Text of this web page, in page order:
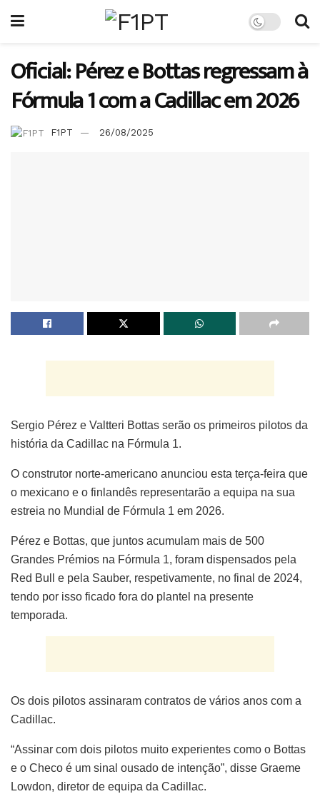
Oficial: Pérez e Bottas regressam à
Fórmula 1 com a Cadillac em 2026
F1PT 26/08/2025
Sergio Pérez e Valtteri Bottas serão os primeiros pilotos da
história da Cadillac na Fórmula 1.
O construtor norte-americano anunciou esta terça-feira que
o mexicano e o finlandês representarão a equipa na sua
estreia no Mundial de Fórmula 1 em 2026.
Pérez e Bottas, que juntos acumulam mais de 500
Grandes Prémios na Fórmula 1, foram dispensados pela
Red Bull e pela Sauber, respetivamente, no final de 2024,
tendo por isso ficado fora do plantel na presente
temporada.
Os dois pilotos assinaram contratos de vários anos com a
Cadillac.
“Assinar com dois pilotos muito experientes como o Bottas
e o Checo é um sinal ousado de intenção”, disse Graeme
Lowdon, diretor de equipa da Cadillac.